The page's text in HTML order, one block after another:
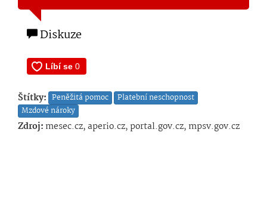
Diskuze
Štítky: Peněžitá pomoc
Platební neschopnost
Mzdové nároky
Zdroj: mesec.cz, aperio.cz, portal.gov.cz, mpsv.gov.cz